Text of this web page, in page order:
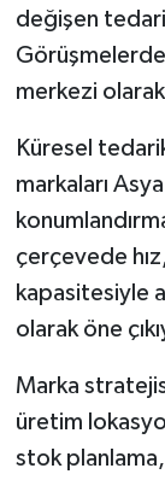
değişen
merkezi
Küresel
markaları
çerçevede
kapasitesiyle
olarak öne
Marka
üretim
stok